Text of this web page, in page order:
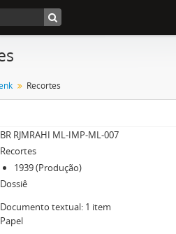
Recortes
BR RJMRAHI ML-IMP-ML-007
Recortes
1939 (Produção)
Dossiê
Documento textual: 1 item
Papel